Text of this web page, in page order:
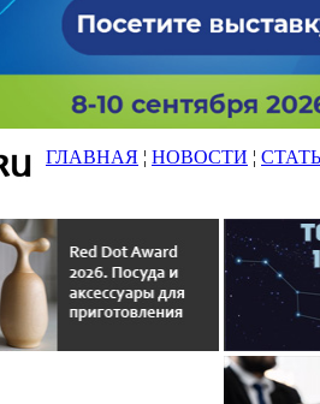
ГЛАВНАЯ ¦ НОВОСТИ ¦